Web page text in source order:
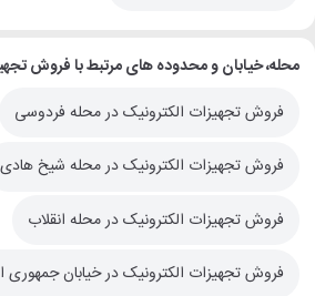
محله، خیابان و محدوده های مرتبط با فروش
فروش تجهیزات الکترونیک در محله فردوسی
فروش تجهیزات الکترونیک در محله شیخ هادی
فروش تجهیزات الکترونیک در محله انقلاب
فروش تجهیزات الکترونیک در خیابان جمهوری